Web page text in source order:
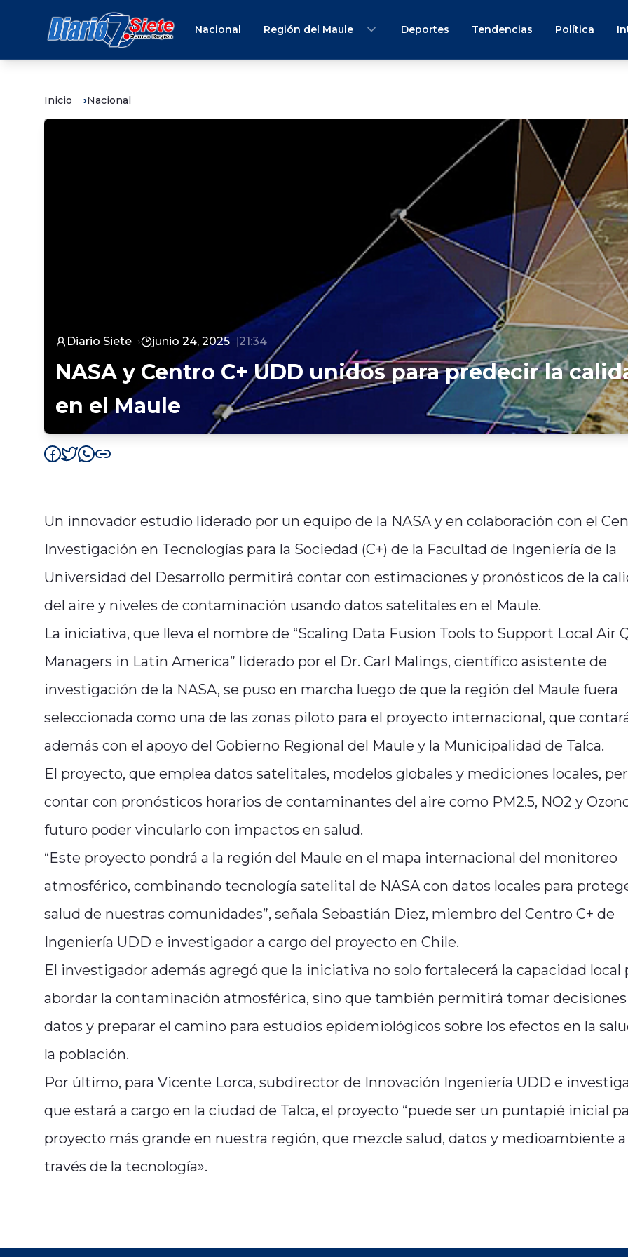
Nacional Región del Maule Deportes Tendencias Política
Inicio Nacional
Diario Siete junio 24, 2025 21:34
NASA y Centro C+ UDD unidos para predecir la
en el Maule
Un innovador estudio liderado por un equipo de la NASA y en colaboración con el
Investigación en Tecnologías para la Sociedad (C+) de la Facultad de Ingeniería de la
Universidad del Desarrollo permitirá contar con estimaciones y pronósticos de la
del aire y niveles de contaminación usando datos satelitales en el Maule.
La iniciativa, que lleva el nombre de “Scaling Data Fusion Tools to Support Local Air
Managers in Latin America” liderado por el Dr. Carl Malings, científico asistente de
investigación de la NASA, se puso en marcha luego de que la región del Maule fuera
seleccionada como una de las zonas piloto para el proyecto internacional, que
además con el apoyo del Gobierno Regional del Maule y la Municipalidad de Talca.
El proyecto, que emplea datos satelitales, modelos globales y mediciones locales,
contar con pronósticos horarios de contaminantes del aire como PM2.5, NO2 y
futuro poder vincularlo con impactos en salud.
“Este proyecto pondrá a la región del Maule en el mapa internacional del monitoreo
atmosférico, combinando tecnología satelital de NASA con datos locales para
salud de nuestras comunidades”, señala Sebastián Diez, miembro del Centro C+ de
Ingeniería UDD e investigador a cargo del proyecto en Chile.
El investigador además agregó que la iniciativa no solo fortalecerá la capacidad local
abordar la contaminación atmosférica, sino que también permitirá tomar
datos y preparar el camino para estudios epidemiológicos sobre los efectos en la
la población.
Por último, para Vicente Lorca, subdirector de Innovación Ingeniería UDD e
que estará a cargo en la ciudad de Talca, el proyecto “puede ser un puntapié inicial
proyecto más grande en nuestra región, que mezcle salud, datos y medioambiente a
través de la tecnología».